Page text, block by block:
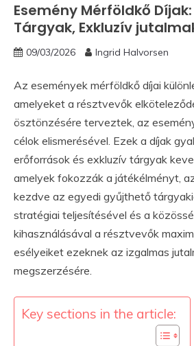
Esemény Mérföldkő
Tárgyak, Exkluzív
09/03/2026 Ingrid Halvorsen
Az események mérföldkő díjai
amelyeket a résztvevők
ösztönzésére terveztek, az
célok elismerésével. Ezek a díjak
erőforrások és exkluzív tárgyak
amelyek fokozzák a játékélményt,
kezdve az egyedi gyűjthető
stratégiai teljesítésével és a
kihasználásával a résztvevők
esélyeiket ezeknek az izgalmas
megszerzésére.
Key sections in the article: